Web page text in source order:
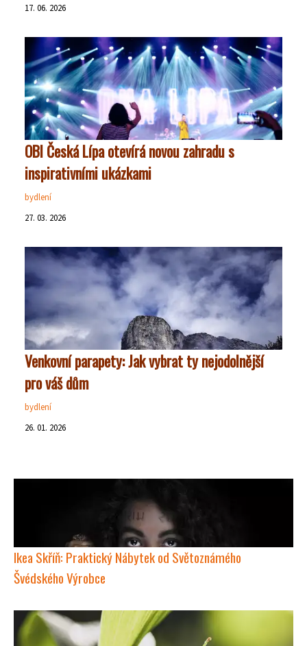
17. 06. 2026
OBI Česká Lípa otevírá novou zahradu s
inspirativními ukázkami
bydlení
27. 03. 2026
Venkovní parapety: Jak vybrat ty nejodolnější
pro váš dům
bydlení
26. 01. 2026
Ikea Skříň: Praktický Nábytek od Světoznámého
Švédského Výrobce